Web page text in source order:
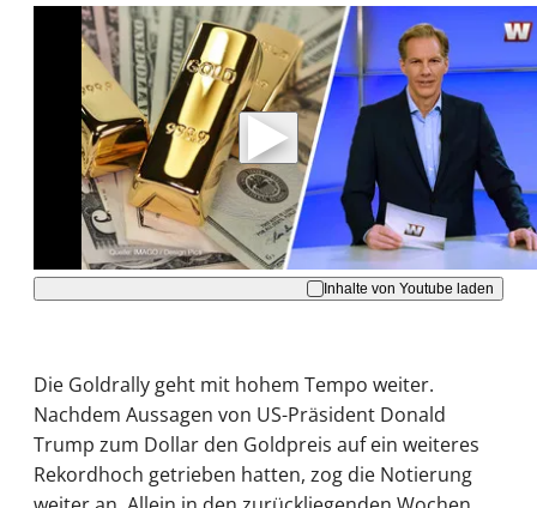
Mit der Wiedergabe dieses Videos werden
Daten an Youtube übertragen.
Hinweise dazu erhalten Sie in derDatenschutzerklärung
Akzeptieren
Inhalte von Youtube laden
Die Goldrally geht mit hohem Tempo weiter.
Nachdem Aussagen von US-Präsident Donald
Trump zum Dollar den Goldpreis auf ein weiteres
Rekordhoch getrieben hatten, zog die Notierung